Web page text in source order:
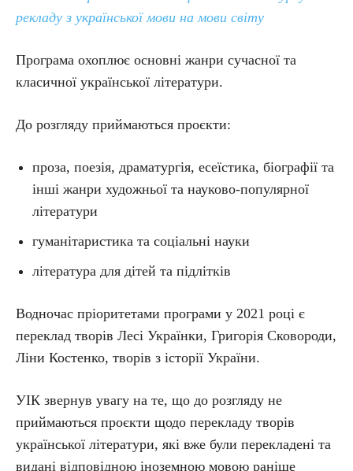
рекладу з української мови на мови світу
Програма охоплює основні жанри сучасної та
класичної української літератури.
До розгляду приймаються проєкти:
проза, поезія, драматургія, есеїстика, біографії та
інші жанри художньої та науково-популярної
літератури
гуманітаристика та соціальні науки
література для дітей та підлітків
Водночас пріоритетами програми у 2021 році є
переклад творів Лесі Українки, Григорія Сковороди,
Ліни Костенко, творів з історії України.
УІК звернув увагу на те, що до розгляду не
приймаються проєкти щодо перекладу творів
української літератури, які вже були перекладені та
видані відповідною іноземною мовою раніше